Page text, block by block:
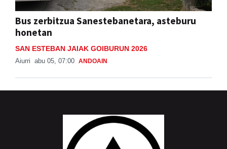
Bus zerbitzua Sanestebanetara, asteburu
honetan
SAN ESTEBAN JAIAK GOIBURUN 2026
Aiurri abu 05, 07:00 ANDOAIN